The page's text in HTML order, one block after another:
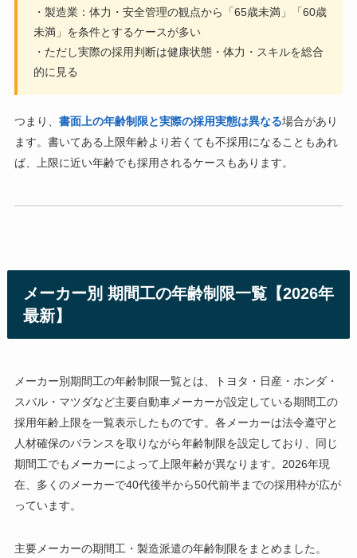
・製造業：体力・安全管理の観点から「65歳未満」「60歳
未満」を条件とするケースが多い
・ただし実際の採用判断は健康状態・体力・スキルを総合
的に見る
つまり、 書面上の年齢制限と実際の採用実態は異なる場合があり
ます。書いてある上限年齢より若くても不採用になることもあれ
ば、上限に近い年齢でも採用されるケースもあります。
メーカー別 期間工の年齢制限一覧【2026年
最新】
メーカー別期間工の年齢制限一覧とは、トヨタ・日産・ホンダ・
スバル・マツダなど主要自動車メーカーが設定している期間工の
採用年齢上限を一覧表示したものです。各メーカーは法令遵守と
人材確保のバランスを取りながら年齢制限を設定しており、同じ
期間工でもメーカーによって上限年齢が異なります。2026年現
在、多くのメーカーで40代後半から50代前半までの採用枠が広が
っています。
主要メーカーの期間工・製造派遣の年齢制限をまとめました。